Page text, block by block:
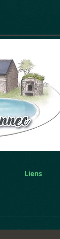
Liens